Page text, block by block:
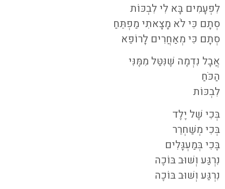
לִפְעָמִים בָּא לִי לִבְכּוֹת
סְתָם כִּי לֹא מָצָאתִי מַפְתֵּחַ
סְתָם כִּי מְאַחֲרִים לָרוֹפֵא
אֲבָל נִדְמֶה שֶׁנִּטַּל מִמֶּנִּי
הַכֹּחַ
לִבְכּוֹת
בְּכִי שֶׁל יֶלֶד
בְּכִי מְשַׁחְרֵר
בֶּכִי בְּמַעְגָּלִים
נִרְגַּע וְשׁוּב בּוֹכֶה
נִרְגַּע וְשׁוּב בּוֹכֶה